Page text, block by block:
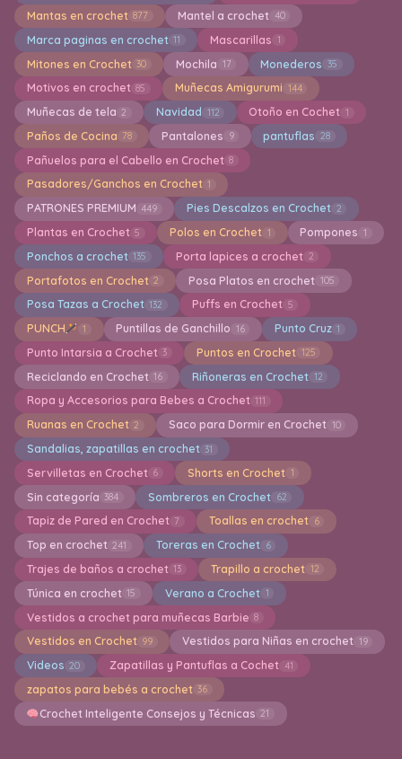
Mantas en crochet 877 Mantel a crochet 40
Marca paginas en crochet 11 Mascarillas 1
Mitones en Crochet 30 Mochila 17 Monederos 35
Motivos en crochet 85 Muñecas Amigurumi 144
Muñecas de tela 2 Navidad 112 Otoño en Cochet 1
Paños de Cocina 78 Pantalones 9 pantuflas 28
Pañuelos para el Cabello en Crochet 8
Pasadores/Ganchos en Crochet 1
PATRONES PREMIUM 449 Pies Descalzos en Crochet 2
Plantas en Crochet 5 Polos en Crochet 1 Pompones 1
Ponchos a crochet 135 Porta lapices a crochet 2
Portafotos en Crochet 2 Posa Platos en crochet 105
Posa Tazas a Crochet 132 Puffs en Crochet 5
PUNCH 1 Puntillas de Ganchillo 16 Punto Cruz 1
Punto Intarsia a Crochet 3 Puntos en Crochet 125
Reciclando en Crochet 16 Riñoneras en Crochet 12
Ropa y Accesorios para Bebes a Crochet 111
Ruanas en Crochet 2 Saco para Dormir en Crochet 10
Sandalias, zapatillas en crochet 31
Servilletas en Crochet 6 Shorts en Crochet 1
Sin categoría 384 Sombreros en Crochet 62
Tapiz de Pared en Crochet 7 Toallas en crochet 6
Top en crochet 241 Toreras en Crochet 6
Trajes de baños a crochet 13 Trapillo a crochet 12
Túnica en crochet 15 Verano a Crochet 1
Vestidos a crochet para muñecas Barbie 8
Vestidos en Crochet 99 Vestidos para Niñas en crochet 19
Videos 20 Zapatillas y Pantuflas a Cochet 41
zapatos para bebés a crochet 36
Crochet Inteligente Consejos y Técnicas 21